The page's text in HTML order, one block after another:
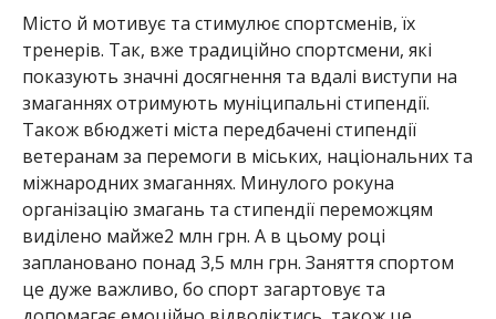
Місто й мотивує та стимулює спортсменів, їх
тренерів. Так, вже традиційно спортсмени, які
показують значні досягнення та вдалі виступи на
змаганнях отримують муніципальні стипендії.
Також вбюджеті міста передбачені стипендії
ветеранам за перемоги в міських, національних та
міжнародних змаганнях. Минулого рокуна
організацію змагань та стипендії переможцям
виділено майже2 млн грн. А в цьому році
заплановано понад 3,5 млн грн. Заняття спортом
це дуже важливо, бо спорт загартовує та